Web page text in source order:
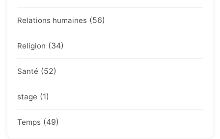
Relations humaines (56)
Religion (34)
Santé (52)
stage (1)
Temps (49)